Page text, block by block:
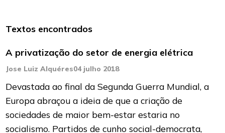
Textos encontrados
A privatização do setor de energia elétrica
Jose Luiz Alquéres04 julho 2018
Devastada ao final da Segunda Guerra Mundial, a
Europa abraçou a ideia de que a criação de
sociedades de maior bem-estar estaria no
socialismo. Partidos de cunho social-democrata,